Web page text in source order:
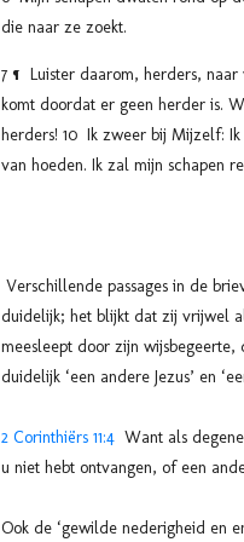
die naar ze zoekt.
7 ¶ Luister daarom, herders,
komt doordat er geen herder is.
herders! 10 Ik zweer bij Mijzelf:
van hoeden. Ik zal mijn schapen
Verschillende passages in de
duidelijk; het blijkt dat zij vrijwel
meesleept door zijn
duidelijk ‘een andere Jezus’ en
2 Corinthiërs 11:4 Want als
u niet hebt ontvangen, of een
Ook de ‘gewilde nederigheid en